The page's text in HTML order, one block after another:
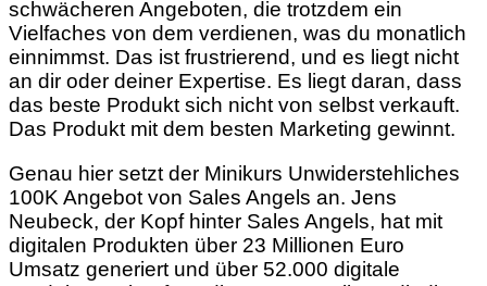
schwächeren Angeboten, die trotzdem ein
Vielfaches von dem verdienen, was du monatlich
einnimmst. Das ist frustrierend, und es liegt nicht
an dir oder deiner Expertise. Es liegt daran, dass
das beste Produkt sich nicht von selbst verkauft.
Das Produkt mit dem besten Marketing gewinnt.
Genau hier setzt der Minikurs Unwiderstehliches
100K Angebot von Sales Angels an. Jens
Neubeck, der Kopf hinter Sales Angels, hat mit
digitalen Produkten über 23 Millionen Euro
Umsatz generiert und über 52.000 digitale